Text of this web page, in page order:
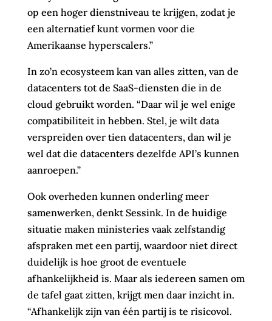
op een hoger dienstniveau te krijgen, zodat je
een alternatief kunt vormen voor die
Amerikaanse hyperscalers.”
In zo’n ecosysteem kan van alles zitten, van de
datacenters tot de SaaS-diensten die in de
cloud gebruikt worden. “Daar wil je wel enige
compatibiliteit in hebben. Stel, je wilt data
verspreiden over tien datacenters, dan wil je
wel dat die datacenters dezelfde API’s kunnen
aanroepen.”
Ook overheden kunnen onderling meer
samenwerken, denkt Sessink. In de huidige
situatie maken ministeries vaak zelfstandig
afspraken met een partij, waardoor niet direct
duidelijk is hoe groot de eventuele
afhankelijkheid is. Maar als iedereen samen om
de tafel gaat zitten, krijgt men daar inzicht in.
“Afhankelijk zijn van één partij is te risicovol.